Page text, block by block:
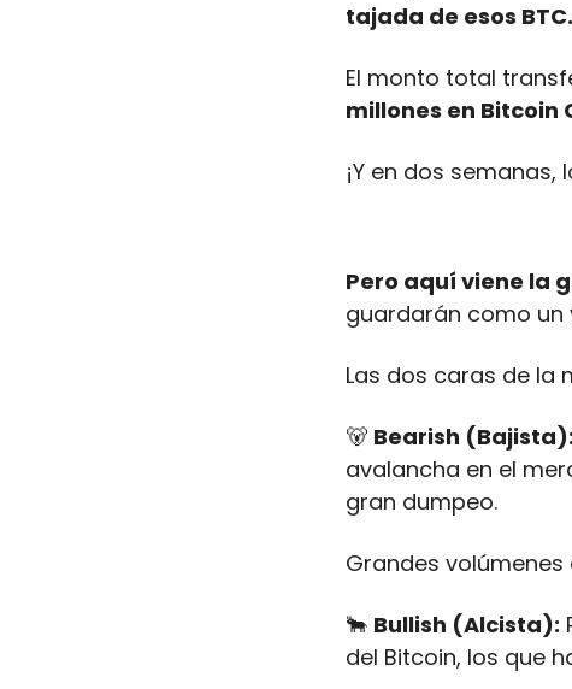
tajada de esos BTC.
El monto total
millones en Bitcoin
¡Y en dos
Pero aquí viene la
guardarán como un
Las dos caras de la
🐻 Bearish (Bajista):
avalancha en el
gran dumpeo.
Grandes
🐂 Bullish (Alcista):
del Bitcoin, los que